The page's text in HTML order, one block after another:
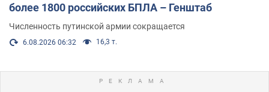
более 1800 российских БПЛА – Генштаб
Численность путинской армии сокращается
6.08.2026 06:32 16,3 т.